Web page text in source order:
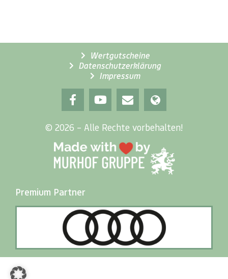
Wertgutscheine
Datenschutzerklärung
Impressum
© 2026 – Alle Rechte vorbehalten!
Premium Partner